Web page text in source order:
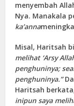
menyembah
Nya. Manakala
ka’anna
Misal, Haritsah
melihat ‘Arsy
penghuninya;
penghuninya.”
Haritsah
inipun saya